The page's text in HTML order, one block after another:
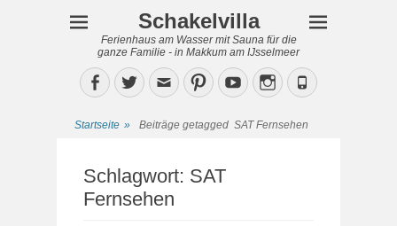
Schakelvilla
Ferienhaus am Wasser mit Sauna für die
ganze Familie - in Makkum am IJsselmeer
Facebook
TwitterEmailPinterestYouTubeInstagram
Phone
Startseite » Beiträge getagged SAT Fernsehen
Schlagwort: SAT
Fernsehen